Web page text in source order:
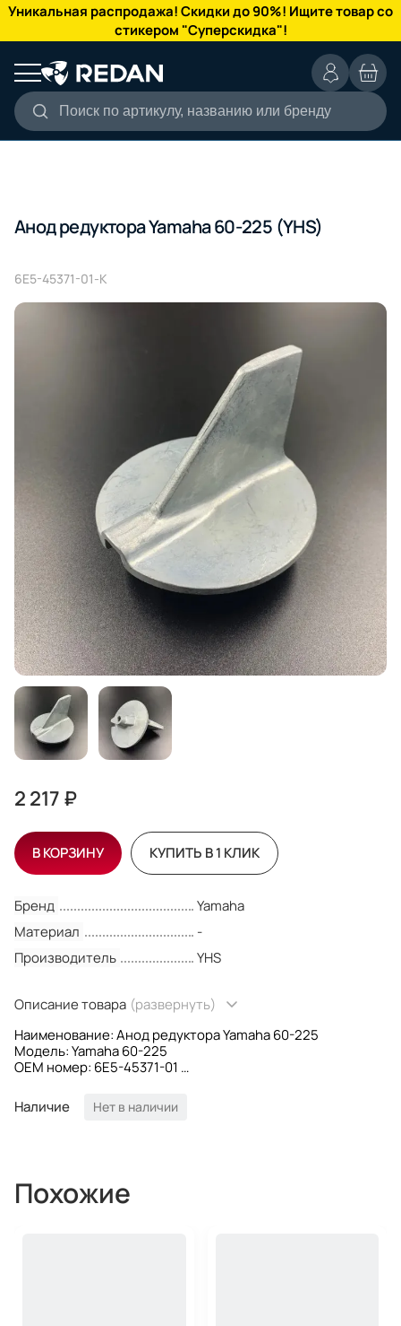
Уникальная распродажа! Скидки до 90%! Ищите товар со
стикером "Суперскидка"!
Поиск по артикулу, названию или бренду
КАТАЛОГ
Анод редуктора Yamaha 60-225 (YHS)
6E5-45371-01-K
Бренд
Yamaha
Материал
-
Производитель
YHS
Описание товара (развернуть)
Наименование: Анод редуктора Yamaha 60-225
Модель: Yamaha 60-225
OEM номер: 6E5-45371-01
Производитель: YHS
Наличие Нет в наличии
2 217 ₽
В КОРЗИНУ КУПИТЬ В 1 КЛИК
Похожие